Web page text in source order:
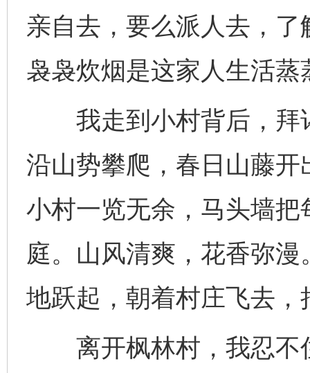
亲自去，要么派人去，
袅袅炊烟是这家人生活
我走到小村背后，拜
沿山势攀爬，春日山藤
小村一览无余，马头墙
庭。山风清爽，花香弥
地跃起，朝着村庄飞去
离开枫林村，我忍不